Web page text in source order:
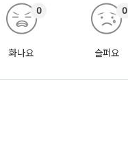
화나요
0
슬퍼요
0